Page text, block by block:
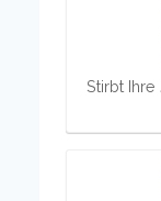
Stirbt